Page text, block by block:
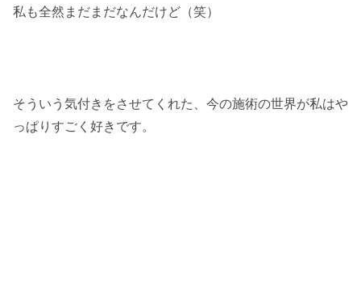
私も全然まだまだなんだけど（笑）
そういう気付きをさせてくれた、今の施術の世界が私はや
っぱりすごく好きです。